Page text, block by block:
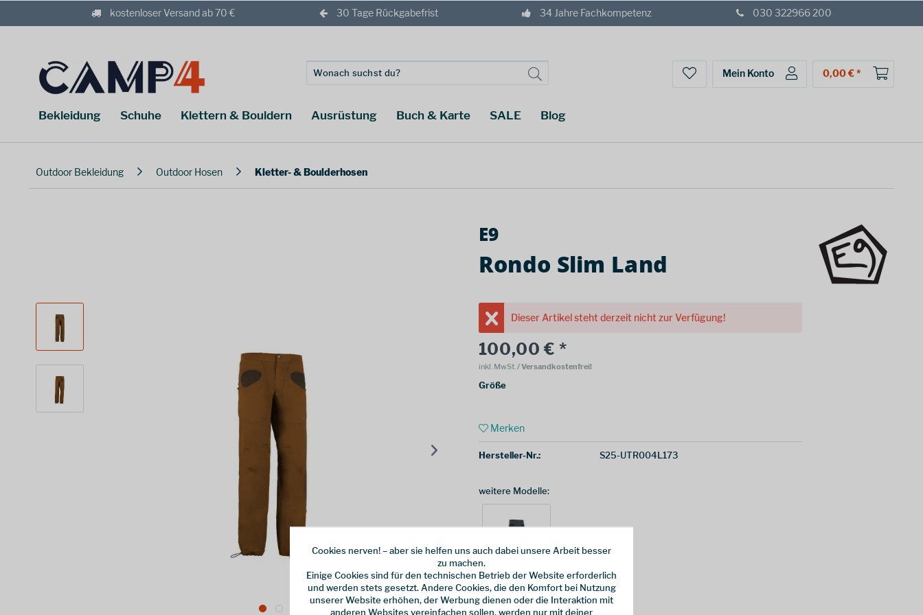
kostenloser Versand ab 70 € 30 Tage Rückgabefrist 34 Jahre Fachkompetenz 030 322966 200
Mein Konto 0,00 € *
Bekleidung Schuhe Klettern & Bouldern Ausrüstung Buch & Karte SALE Blog
Outdoor Bekleidung Outdoor Hosen Kletter- & Boulderhosen
E9
Rondo Slim Land
Dieser Artikel steht derzeit nicht zur Verfügung!
100,00 € *
inkl. MwSt./ Versandkostenfrei!
Größe
Merken
Hersteller-Nr.: S25-UTR004L173
weitere Modelle:
Cookies nerven! – aber sie helfen uns auch dabei unsere Arbeit besser
zu machen.
Einige Cookies sind für den technischen Betrieb der Website erforderlich
und werden stets gesetzt. Andere Cookies, die den Komfort bei Nutzung
unserer Website erhöhen, der Werbung dienen oder die Interaktion mit
anderen Websites vereinfachen sollen, werden nur mit deiner